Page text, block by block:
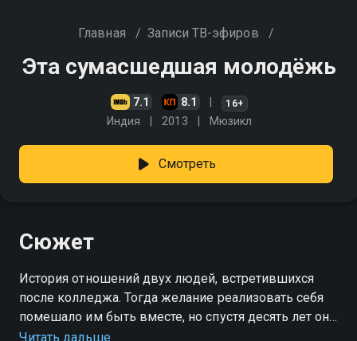
Главная / Записи ТВ-эфиров /
Эта сумасшедшая молодёжь
7.1 8.1 16+
Индия 2013 Мюзикл
Смотреть
Сюжет
История отношений двух людей, встретившихся
после колледжа. Тогда желание реализовать себя
помешало им быть вместе, но спустя десять лет они
встречаются снова, уже с багажом реализованных и
Читать дальше